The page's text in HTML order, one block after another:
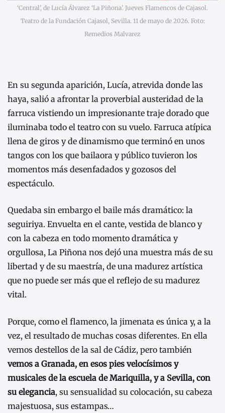
‘Central’, de Lucía Álvarez ‘La Piñona’. Jueves Flamencos de Cajasol.
Teatro de la Fundación Cajasol, Sevilla. 11 de mayo de 2026. Foto:
Remedios Malvarez
En su segunda aparición, Lucía, atrevida donde las
haya, salió a afrontar la proverbial austeridad de la
farruca vistiendo un impresionante traje dorado que
iluminaba todo el teatro con su vuelo. Farruca atípica
llena de giros y de dinamismo que terminó en unos
tangos con los que bailaora y público tuvieron los
momentos más desenfadados y gozosos del
espectáculo.
Quedaba sin embargo el baile más dramático: la
seguiriya. Envuelta en el cante, vestida de blanco y
con la cabeza en todo momento dramática y
orgullosa, La Piñona nos dejó una muestra más de su
libertad y de su maestría, de una madurez artística
que no puede ser más que el reflejo de su madurez
vital.
Porque, como el flamenco, la jimenata es única y, a la
vez, el resultado de muchas cosas diferentes. En ella
vemos destellos de la sal de Cádiz, pero también
vemos a Granada, en esos pies velocísimos y
musicales de la escuela de Mariquilla, y a Sevilla, con
su elegancia, su sensualidad su colocación, su cabeza
majestuosa, sus estampas…